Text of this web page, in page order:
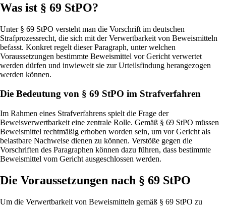
Was ist § 69 StPO?
Unter § 69 StPO versteht man die Vorschrift im deutschen
Strafprozessrecht, die sich mit der Verwertbarkeit von Beweismitteln
befasst. Konkret regelt dieser Paragraph, unter welchen
Voraussetzungen bestimmte Beweismittel vor Gericht verwertet
werden dürfen und inwieweit sie zur Urteilsfindung herangezogen
werden können.
Die Bedeutung von § 69 StPO im Strafverfahren
Im Rahmen eines Strafverfahrens spielt die Frage der
Beweisverwertbarkeit eine zentrale Rolle. Gemäß § 69 StPO müssen
Beweismittel rechtmäßig erhoben worden sein, um vor Gericht als
belastbare Nachweise dienen zu können. Verstöße gegen die
Vorschriften des Paragraphen können dazu führen, dass bestimmte
Beweismittel vom Gericht ausgeschlossen werden.
Die Voraussetzungen nach § 69 StPO
Um die Verwertbarkeit von Beweismitteln gemäß § 69 StPO zu